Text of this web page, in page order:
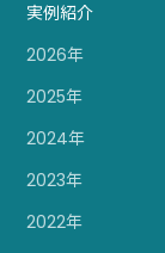
実例紹介
2026年
2025年
2024年
2023年
2022年